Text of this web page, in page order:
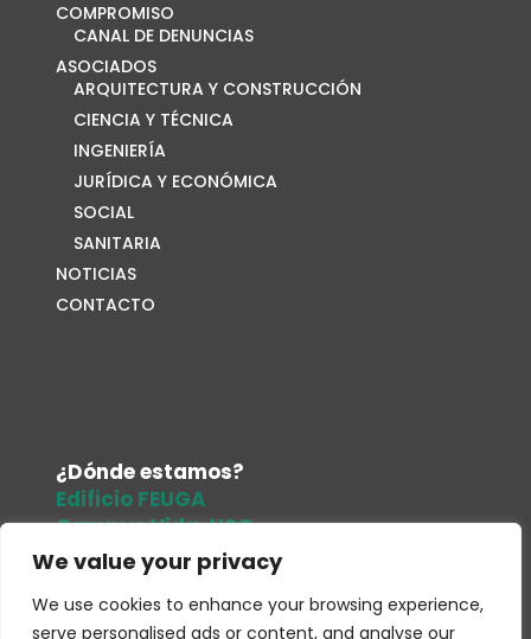
We value your privacy
We use cookies to enhance your browsing experience,
serve personalised ads or content, and analyse our
COMPROMISO
CANAL DE DENUNCIAS
ASOCIADOS
ARQUITECTURA Y CONSTRUCCIÓN
CIENCIA Y TÉCNICA
INGENIERÍA
JURÍDICA Y ECONÓMICA
SOCIAL
SANITARIA
NOTICIAS
CONTACTO
¿Dónde estamos?
Edificio FEUGA
Campus Vida. USC
15705. Santiago de Compostela
679 486 961
Correo electrónico